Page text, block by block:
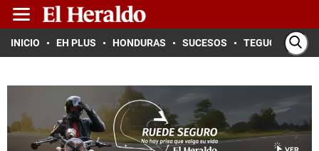
INICIO EH PLUS HONDURAS SUCESOS TEGUCIGALPA